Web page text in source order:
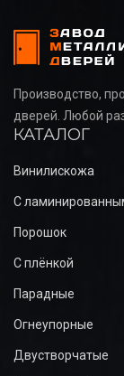
Производство,
дверей. Любой
КАТАЛОГ
Винилискожа
С
Порошок
С плёнкой
Парадные
Огнеупорные
Двустворчатые